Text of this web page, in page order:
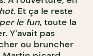
. Et ça le reste
le fun, toute la
Y’avait pas
ou bruncher